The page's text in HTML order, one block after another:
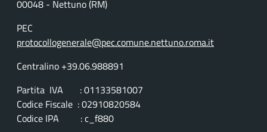
00048 - Nettuno (RM)
PEC
protocollogenerale@pec.comune.nettuno.roma.it
Centralino +39.06.988891
Partita IVA : 01133581007
Codice Fiscale : 02910820584
Codice IPA : c_f880